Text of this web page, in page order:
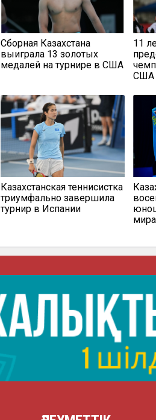
Сборная Казахстана
выиграла 13 золотых
медалей на турнире в США
11
США
Казахстанская теннисистка
триумфально завершила
турнир в Испании